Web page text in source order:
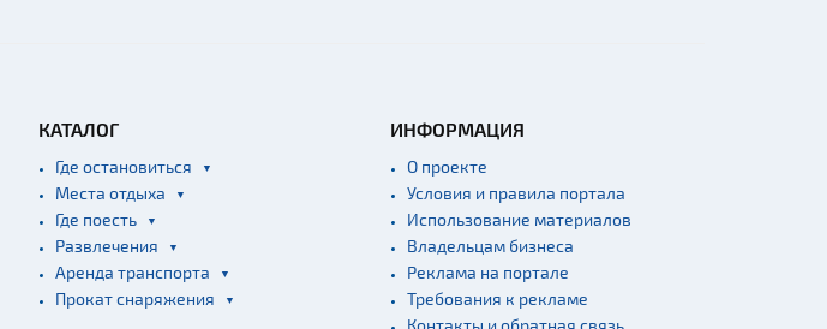
КАТАЛОГ
Где остановиться
Места отдыха
Где поесть
Развлечения
Аренда транспорта
Прокат снаряжения
ИНФОРМАЦИЯ
О проекте
Условия и правила портала
Использование материалов
Владельцам бизнеса
Реклама на портале
Требования к рекламе
Контакты и обратная связь